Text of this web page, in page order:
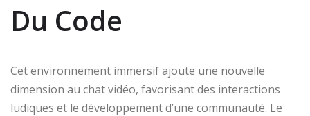
Du Code
Cet environnement immersif ajoute une nouvelle
dimension au chat vidéo, favorisant des interactions
ludiques et le développement d’une communauté. Le